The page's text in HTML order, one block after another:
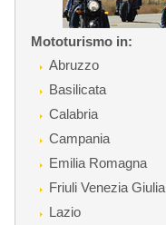
Mototurismo in:
Abruzzo
Basilicata
Calabria
Campania
Emilia Romagna
Friuli Venezia Giulia
Lazio